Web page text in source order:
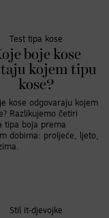
Test tipa kose
boje kose
kojem tipu
kose?
kose odgovaraju kojem
Razlikujemo četiri
tipa boja prema
dobima: proljeće, ljeto,
Stil it-djevojke